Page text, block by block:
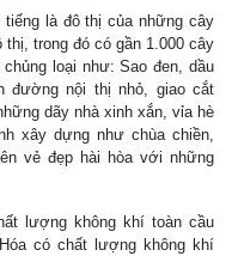
tiếng là đô thị của những cây
trong đó có gần 1.000 cây
loại như: Sao đen, dầu
đường nội thị nhỏ, giao cắt
dãy nhà xinh xắn, vỉa hè
xây dựng như chùa chiền,
vẻ đẹp hài hòa với những
lượng không khí toàn cầu
có chất lượng không khí